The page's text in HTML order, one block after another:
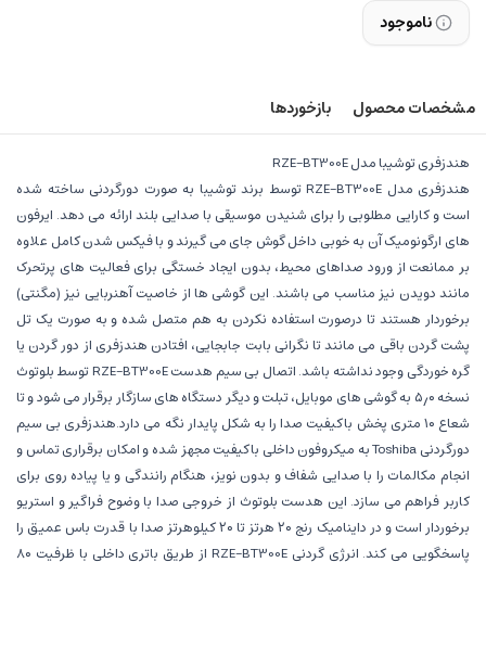
ناموجود
مشخصات محصول بازخوردها
هندزفری توشیبا مدل RZE-BT300E
هندزفری مدل RZE-BT300E توسط برند توشیبا به صورت دورگردنی ساخته شده
است و کارایی مطلوبی را برای شنیدن موسیقی با صدایی بلند ارائه می دهد. ایرفون
های ارگونومیک آن به خوبی داخل گوش جای می گیرند و با فیکس شدن کامل علاوه
بر ممانعت از ورود صداهای محیط، بدون ایجاد خستگی برای فعالیت های پرتحرک
مانند دویدن نیز مناسب می باشند. این گوشی ها از خاصیت آهنربایی نیز (مگنتی)
برخوردار هستند تا درصورت استفاده نکردن به هم متصل شده و به صورت یک تل
پشت گردن باقی می مانند تا نگرانی بابت جابجایی، افتادن هندزفری از دور گردن یا
گره خوردگی وجود نداشته باشد. اتصال بی سیم هدست RZE-BT300E توسط بلوتوث
نسخه ۵٫۰ به گوشی های موبایل، تبلت و دیگر دستگاه های سازگار برقرار می شود و تا
شعاع ۱۰ متری پخش باکیفیت صدا را به شکل پایدار نگه می دارد.هندزفری بی سیم
دورگردنی Toshiba به میکروفون داخلی باکیفیت مجهز شده و امکان برقراری تماس و
انجام مکالمات را با صدایی شفاف و بدون نویز، هنگام رانندگی و یا پیاده روی برای
کاربر فراهم می سازد. این هدست بلوتوث از خروجی صدا با وضوح فراگیر و استریو
برخوردار است و در داینامیک رنج ۲۰ هرتز تا ۲۰ کیلوهرتز صدا با قدرت باس عمیق را
پاسخگویی می کند. انرژی گردنی RZE-BT300E از طریق باتری داخلی با ظرفیت ۸۰